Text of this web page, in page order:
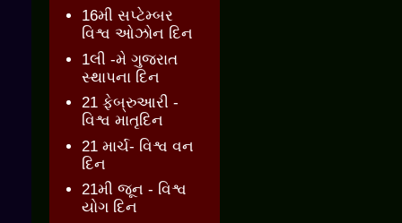
16મી સપ્ટેમ્બર
વિશ્વ ઓઝોન દિન
1લી -મે ગુજરાત
સ્થાપના દિન
21 ફેબ્રુઆરી -
વિશ્વ માતૃદિન
21 માર્ચ- વિશ્વ વન
દિન
21મી જૂન - વિશ્વ
યોગ દિન